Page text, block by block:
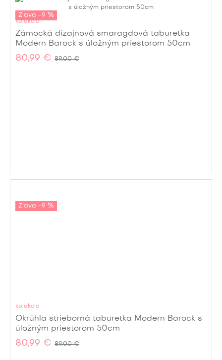
Zľava -9 %
kolekcia
Zámocká dizajnová smaragdová taburetka
Modern Barock s úložným priestorom 50cm
80,99 € 89,00 €
Zľava -9 %
kolekcia
Okrúhla strieborná taburetka Modern Barock s
úložným priestorom 50cm
80,99 € 89,00 €